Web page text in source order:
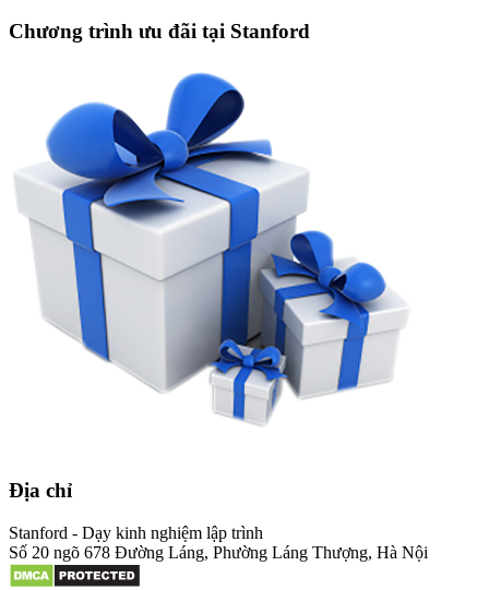
Chương trình ưu đãi tại Stanford
Địa chỉ
Stanford - Dạy kinh nghiệm lập trình
Số 20 ngõ 678 Đường Láng, Phường Láng Thượng, Hà Nội